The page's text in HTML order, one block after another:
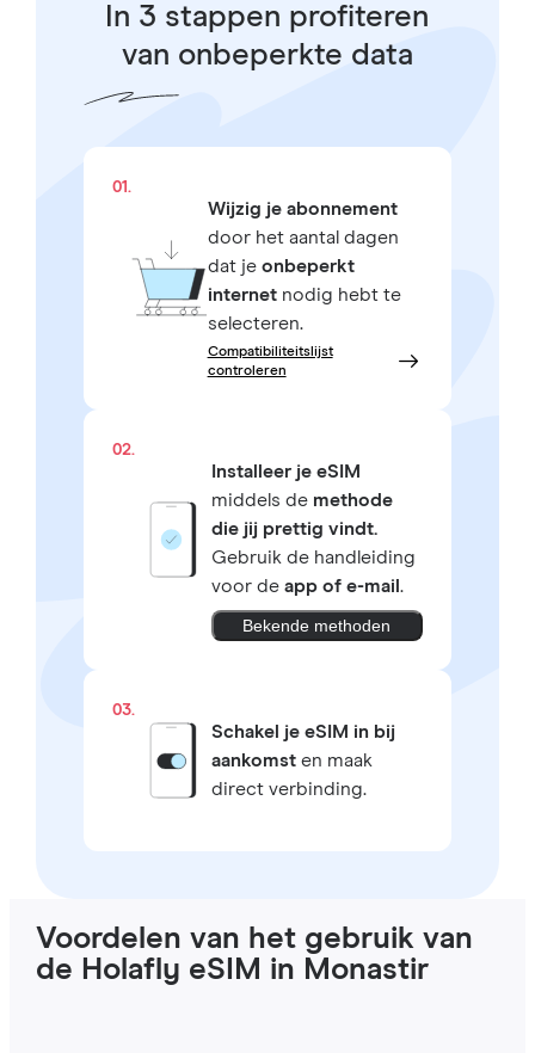
In 3 stappen profiteren
van onbeperkte data
01.
Wijzig je abonnement
door het aantal dagen
dat je onbeperkt
internetnodig hebt te
selecteren.
Compatibiliteitslijst
controleren
02.
Installeer je eSIM
middels de methode
die jij prettig vindt.
Gebruik de handleiding
voor de app of e-mail .
Bekende methoden
03.
Schakel je eSIM in bij
aankomsten maak
direct verbinding.
Voordelen van het gebruik van
de Holafly eSIM in Monastir